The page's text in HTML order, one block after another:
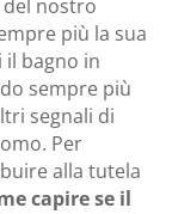
nostro
più la sua
il bagno in
sempre più
segnali di
Per
alla tutela
capire se il